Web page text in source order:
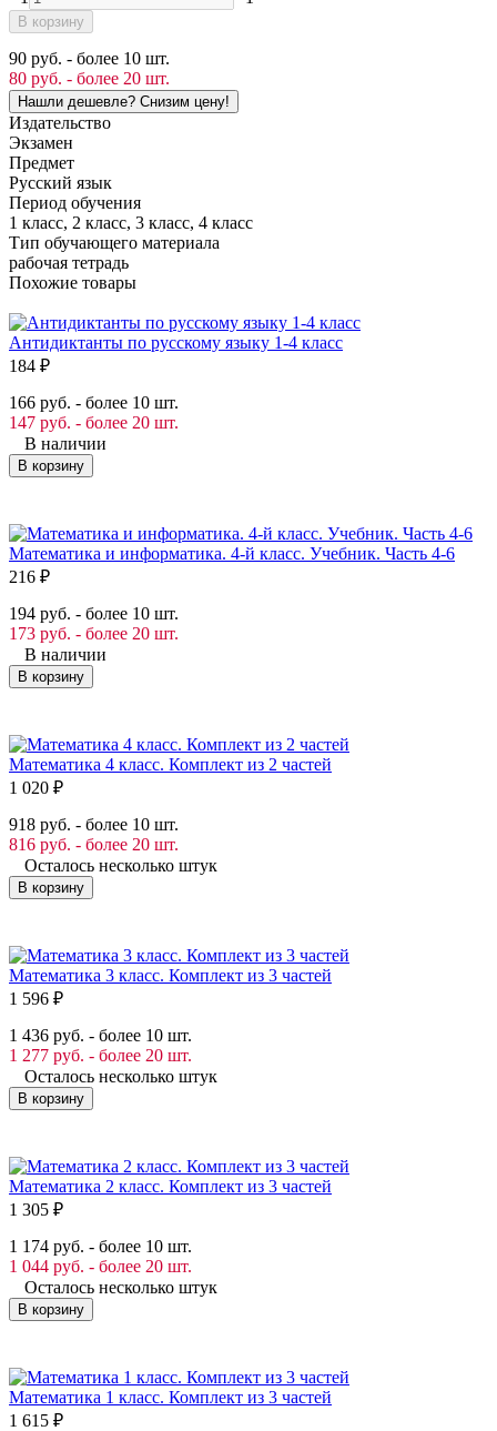
В корзину
90 руб. - более 10 шт.
80 руб. - более 20 шт.
Издательство
Экзамен
Предмет
Русский язык
Период обучения
1 класс, 2 класс, 3 класс, 4 класс
Тип обучающего материала
рабочая тетрадь
Похожие товары
Антидиктанты по русскому языку 1-4 класс
184 ₽
166 руб. - более 10 шт.
147 руб. - более 20 шт.
В наличии
В корзину
Математика и информатика. 4-й класс. Учебник. Часть 4-6
216 ₽
194 руб. - более 10 шт.
173 руб. - более 20 шт.
В наличии
В корзину
Математика 4 класс. Комплект из 2 частей
1 020 ₽
918 руб. - более 10 шт.
816 руб. - более 20 шт.
Осталось несколько штук
В корзину
Математика 3 класс. Комплект из 3 частей
1 596 ₽
1 436 руб. - более 10 шт.
1 277 руб. - более 20 шт.
Осталось несколько штук
В корзину
Математика 2 класс. Комплект из 3 частей
1 305 ₽
1 174 руб. - более 10 шт.
1 044 руб. - более 20 шт.
Осталось несколько штук
В корзину
Математика 1 класс. Комплект из 3 частей
1 615 ₽